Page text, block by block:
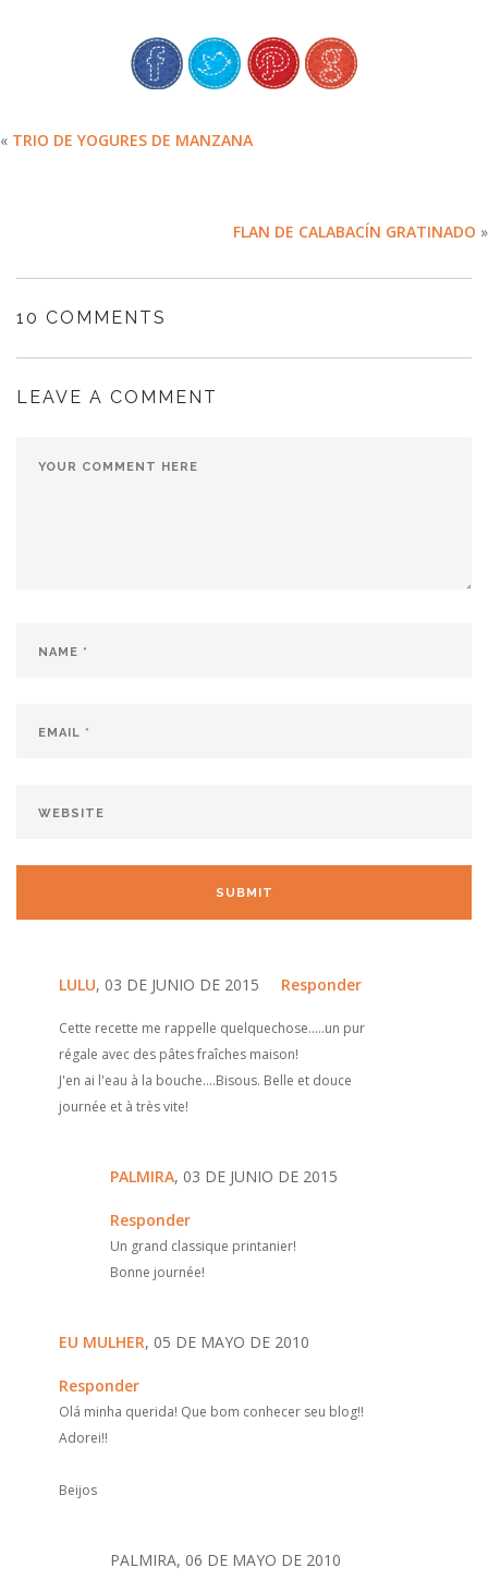
« TRIO DE YOGURES DE MANZANA
FLAN DE CALABACÍN GRATINADO »
10 COMMENTS
LEAVE A COMMENT
LULU, 03 DE JUNIO DE 2015 Responder
Cette recette me rappelle quelquechose.....un pur
régale avec des pâtes fraîches maison!
J'en ai l'eau à la bouche....Bisous. Belle et douce
journée et à très vite!
PALMIRA, 03 DE JUNIO DE 2015
Responder
Un grand classique printanier!
Bonne journée!
EU MULHER, 05 DE MAYO DE 2010
Responder
Olá minha querida! Que bom conhecer seu blog!!
Adorei!!
Beijos
PALMIRA, 06 DE MAYO DE 2010